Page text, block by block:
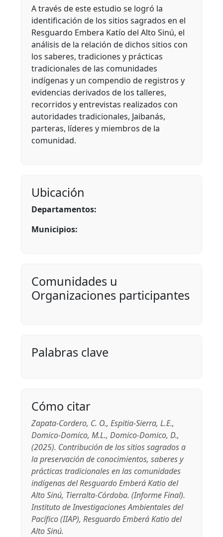
A través de este estudio se logró la
identificación de los sitios sagrados en el
Resguardo Embera Katío del Alto Sinú, el
análisis de la relación de dichos sitios con
los saberes, tradiciones y prácticas
tradicionales de las comunidades
indígenas y un compendio de registros y
evidencias derivados de los talleres,
recorridos y entrevistas realizados con
autoridades tradicionales, Jaibanás,
parteras, líderes y miembros de la
comunidad.
Ubicación
Departamentos:
Municipios:
Comunidades u
Organizaciones participantes
Palabras clave
Cómo citar
Zapata-Cordero, C. O., Espitia-Sierra, L.E.,
Domico-Domico, M.L., Domico-Domico, D.,
(2025). Contribución de los sitios sagrados a
la preservación de conocimientos, saberes y
prácticas tradicionales en las comunidades
indígenas del Resguardo Emberá Katio del
Alto Sinú, Tierralta-Córdoba. (Informe Final).
Instituto de Investigaciones Ambientales del
Pacífico (IIAP), Resguardo Emberá Katio del
Alto Sinú.